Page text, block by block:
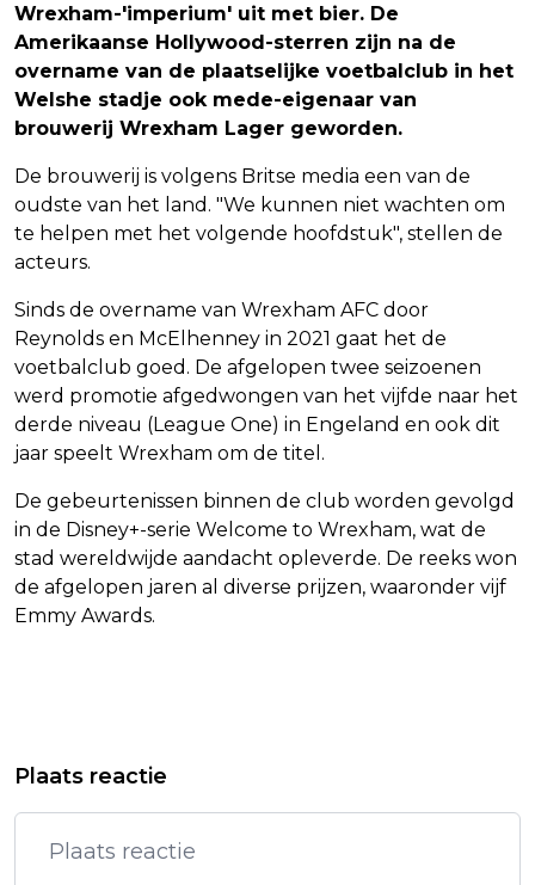
Wrexham-'imperium' uit met bier. De
Amerikaanse Hollywood-sterren zijn na de
overname van de plaatselijke voetbalclub in het
Welshe stadje ook mede-eigenaar van
brouwerij Wrexham Lager geworden.
De brouwerij is volgens Britse media een van de
oudste van het land. "We kunnen niet wachten om
te helpen met het volgende hoofdstuk", stellen de
acteurs.
Sinds de overname van Wrexham AFC door
Reynolds en McElhenney in 2021 gaat het de
voetbalclub goed. De afgelopen twee seizoenen
werd promotie afgedwongen van het vijfde naar het
derde niveau (League One) in Engeland en ook dit
jaar speelt Wrexham om de titel.
De gebeurtenissen binnen de club worden gevolgd
in de Disney+-serie Welcome to Wrexham, wat de
stad wereldwijde aandacht opleverde. De reeks won
de afgelopen jaren al diverse prijzen, waaronder vijf
Emmy Awards.
HALLOWEEN-EERBETONEN
EFTELING OPENT NIEUWE ATTRACTIE
MET GRIEZELTHEMA
Plaats reactie